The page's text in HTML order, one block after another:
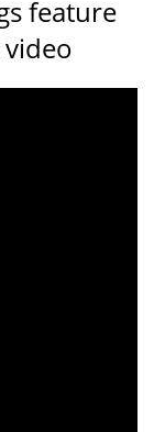
feature
video